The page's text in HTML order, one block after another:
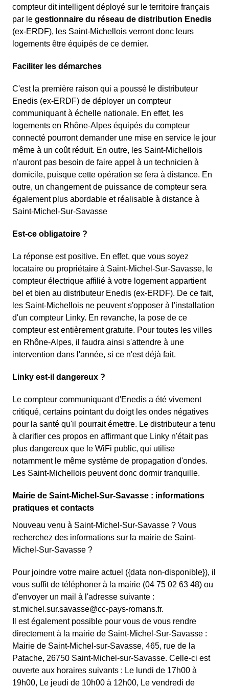
compteur dit intelligent déployé sur le territoire français
par le gestionnaire du réseau de distribution Enedis
(ex-ERDF), les Saint-Michellois verront donc leurs
logements être équipés de ce dernier.
Faciliter les démarches
C'est la première raison qui a poussé le distributeur
Enedis (ex-ERDF) de déployer un compteur
communiquant à échelle nationale. En effet, les
logements en Rhône-Alpes équipés du compteur
connecté pourront demander une mise en service le jour
même à un coût réduit. En outre, les Saint-Michellois
n'auront pas besoin de faire appel à un technicien à
domicile, puisque cette opération se fera à distance. En
outre, un changement de puissance de compteur sera
également plus abordable et réalisable à distance à
Saint-Michel-Sur-Savasse
Est-ce obligatoire ?
La réponse est positive. En effet, que vous soyez
locataire ou propriétaire à Saint-Michel-Sur-Savasse, le
compteur électrique affilié à votre logement appartient
bel et bien au distributeur Enedis (ex-ERDF). De ce fait,
les Saint-Michellois ne peuvent s'opposer à l'installation
d'un compteur Linky. En revanche, la pose de ce
compteur est entièrement gratuite. Pour toutes les villes
en Rhône-Alpes, il faudra ainsi s'attendre à une
intervention dans l'année, si ce n'est déjà fait.
Linky est-il dangereux ?
Le compteur communiquant d'Enedis a été vivement
critiqué, certains pointant du doigt les ondes négatives
pour la santé qu'il pourrait émettre. Le distributeur a tenu
à clarifier ces propos en affirmant que Linky n'était pas
plus dangereux que le WiFi public, qui utilise
notamment le même système de propagation d'ondes.
Les Saint-Michellois peuvent donc dormir tranquille.
Mairie de Saint-Michel-Sur-Savasse : informations
pratiques et contacts
Nouveau venu à Saint-Michel-Sur-Savasse ? Vous
recherchez des informations sur la mairie de Saint-
Michel-Sur-Savasse ?
Pour joindre votre maire actuel ({data non-disponible}), il
vous suffit de téléphoner à la mairie (04 75 02 63 48) ou
d'envoyer un mail à l'adresse suivante :
st.michel.sur.savasse@cc-pays-romans.fr.
Il est également possible pour vous de vous rendre
directement à la mairie de Saint-Michel-Sur-Savasse :
Mairie de Saint-Michel-sur-Savasse, 465, rue de la
Patache, 26750 Saint-Michel-sur-Savasse. Celle-ci est
ouverte aux horaires suivants : Le lundi de 17h00 à
19h00, Le jeudi de 10h00 à 12h00, Le vendredi de